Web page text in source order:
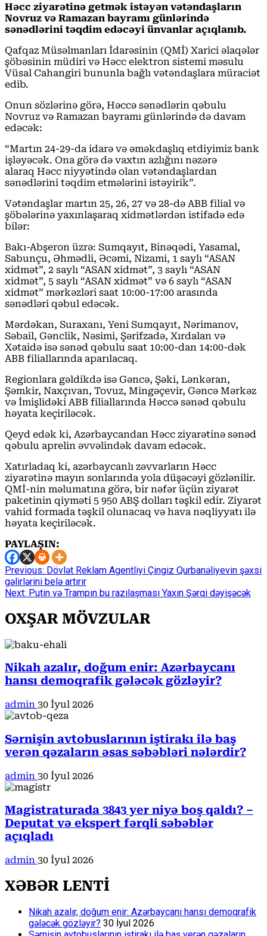
Həcc ziyarətinə getmək istəyən vətəndaşların
Novruz və Ramazan bayramı günlərində
sənədlərini təqdim edəcəyi ünvanlar açıqlanıb.
Qafqaz Müsəlmanları İdarəsinin (QMİ) Xarici əlaqələr
şöbəsinin müdiri və Həcc elektron sistemi məsulu
Vüsal Cahangiri bununla bağlı vətəndaşlara müraciət
edib.
Onun sözlərinə görə, Həccə sənədlərin qəbulu
Novruz və Ramazan bayramı günlərində də davam
edəcək:
“Martın 24-29-da idarə və əməkdaşlıq etdiyimiz bank
işləyəcək. Ona görə də vaxtın azlığını nəzərə
alaraq Həcc niyyətində olan vətəndaşlardan
sənədlərini təqdim etmələrini istəyirik”.
Vətəndaşlar martın 25, 26, 27 və 28-də ABB filial və
şöbələrinə yaxınlaşaraq xidmətlərdən istifadə edə
bilər:
Bakı-Abşeron üzrə: Sumqayıt, Binəqədi, Yasamal,
Sabunçu, Əhmədli, Əcəmi, Nizami, 1 saylı “ASAN
xidmət”, 2 saylı “ASAN xidmət”, 3 saylı “ASAN
xidmət”, 5 saylı “ASAN xidmət” və 6 saylı “ASAN
xidmət” mərkəzləri saat 10:00-17:00 arasında
sənədləri qəbul edəcək.
Mərdəkan, Suraxanı, Yeni Sumqayıt, Nərimanov,
Səbail, Gənclik, Nəsimi, Şərifzadə, Xırdalan və
Xətaidə isə sənəd qəbulu saat 10:00-dan 14:00-dək
ABB filiallarında aparılacaq.
Regionlara gəldikdə isə Gəncə, Şəki, Lənkəran,
Şəmkir, Naxçıvan, Tovuz, Mingəçevir, Gəncə Mərkəz
və İmişlidəki ABB filiallarında Həccə sənəd qəbulu
həyata keçiriləcək.
Qeyd edək ki, Azərbaycandan Həcc ziyarətinə sənəd
qəbulu aprelin əvvəlindək davam edəcək.
Xatırladaq ki, azərbaycanlı zəvvarların Həcc
ziyarətinə mayın sonlarında yola düşəcəyi gözlənilir.
QMİ-nin məlumatına görə, bir nəfər üçün ziyarət
paketinin qiyməti 5 950 ABŞ dolları təşkil edir. Ziyarət
vahid formada təşkil olunacaq və hava nəqliyyatı ilə
həyata keçiriləcək.
PAYLAŞIN:
Continue
Reading
Previous: Dövlət Reklam Agentliyi Çingiz Qurbanəliyevin şəxsi
gəlirlərini belə artırır
Next: Putin və Trampın bu razılaşması Yaxın Şərqi dəyişəcək
OXŞAR MÖVZULAR
Nikah azalır, doğum enir: Azərbaycanı
hansı demoqrafik gələcək gözləyir?
admin 30 İyul 2026
Sərnişin avtobuslarının iştirakı ilə baş
verən qəzaların əsas səbəbləri nələrdir?
admin 30 İyul 2026
Magistraturada 3843 yer niyə boş qaldı? –
Deputat və ekspert fərqli səbəblər
açıqladı
admin 30 İyul 2026
XƏBƏR LENTİ
Nikah azalır, doğum enir: Azərbaycanı hansı demoqrafik
gələcək gözləyir? 30 İyul 2026